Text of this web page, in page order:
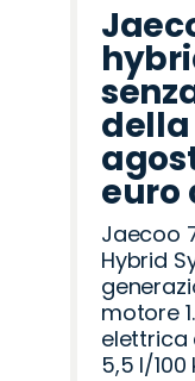
della
euro
Jaecoo
Hybrid
motore
elettrica
5,5 l/100